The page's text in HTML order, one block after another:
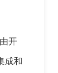
开
成和